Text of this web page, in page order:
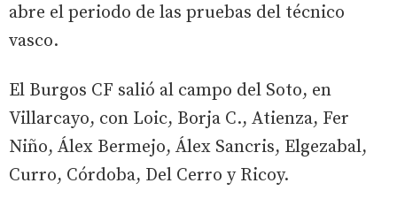
abre el periodo de las pruebas del técnico
vasco.
El Burgos CF salió al campo del Soto, en
Villarcayo, con Loic, Borja C., Atienza, Fer
Niño, Álex Bermejo, Álex Sancris, Elgezabal,
Curro, Córdoba, Del Cerro y Ricoy.